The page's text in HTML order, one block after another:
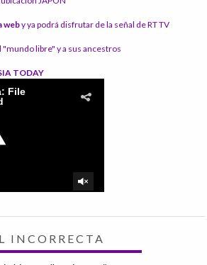
weby ya podrá disfrutar de la señal de RT TV
"mundo libre" y a sus ancestros
TODAY
INCORRECTA